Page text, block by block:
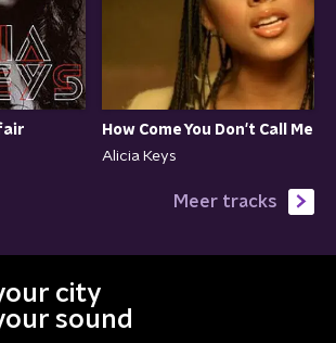
How Come You Don't Call Me
Alicia Keys
Meer tracks
city
sound